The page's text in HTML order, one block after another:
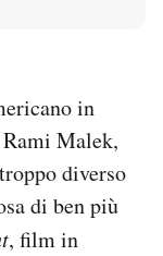
in
Malek,
diverso
di ben più
, film in